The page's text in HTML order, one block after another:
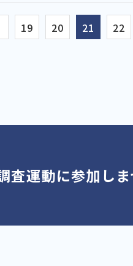
19 20 21 22
査運動に参加しま